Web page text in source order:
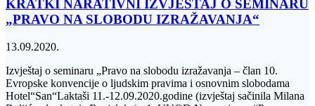
KRATKI NARATIVNI IZVJEŠTAJ O SEMINARU
„PRAVO NA SLOBODU IZRAŽAVANJA“
13.09.2020.
Izvještaj o seminaru „Pravo na slobodu izražavanja – član 10.
Evropske konvencije o ljudskim pravima i osnovnim slobodama
Hotel“San“Laktaši 11.-12.09.2020.godine (izvještaj sačinila Milana